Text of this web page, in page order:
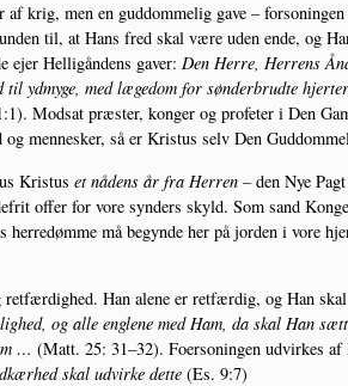
krig, men en gud­dom­me­lig gave –
til, at Hans fred skal være uden ende, og
ejer Hel­li­gån­dens gaver: Den Her­re, Her­rens
til ydmy­ge, med lægedom for søn­der­brud­te
Mod­sat præ­ster, kon­ger og pro­fe­ter i Den
men­ne­sker, så er Kristus selv Den
Kristus et nådens år fra Her­ren –den Nye
offer for vore syn­ders skyld. Som sand
må begyn­de her på jor­den i vore
Han ale­ne er ret­fær­dig, og Han
og alle eng­le­ne med Ham, da skal Han
… (Matt. 25: 31–32). Foer­so­nin­gen udvir­kes
skal udvir­ke det­te (Es. 9:7)